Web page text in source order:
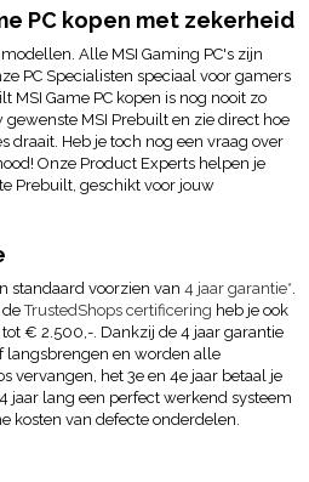
PC kopen met zekerheid
Alle MSI Gaming PC's zijn
PC Specialisten speciaal voor gamers
MSI Game PC kopen is nog nooit zo
MSI Prebuilt en zie direct hoe
draait. Heb je toch nog een vraag over
Onze Product Experts helpen je
Prebuilt, geschikt voor jouw
standaard voorzien van 4 jaar garantie*.
deTrustedShops certificering heb je ook
€ 2.500,-. Dankzij de 4 jaar garantie
langsbrengen en worden alle
vervangen, het 3e en 4e jaar betaal je
jaar lang een perfect werkend systeem
kosten van defecte onderdelen.